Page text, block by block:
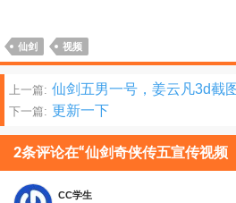
仙剑 视频
文
章
分
页
上一篇: 仙剑五男一号，姜云凡3d截图
下一篇: 更新一下
2条评论在“仙剑奇侠传五宣传视频
CC学生